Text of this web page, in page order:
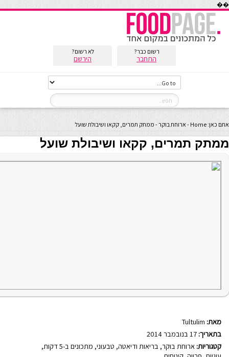
��
רשום כבר?
התחבר
לא רשום?
הירשם
אתם כאן: Home
- ארוחת בוקר- ממתק תמרים, קקאו ושיבולת שועל
ממתק תמרים, קקאו ושיבולת שועל
מאת: Tultulim
בתאריך:
קטגוריות: ארוחת בוקר, בריאות ודיאטה, טבעוני, מתכונים ב-5 דקות
,